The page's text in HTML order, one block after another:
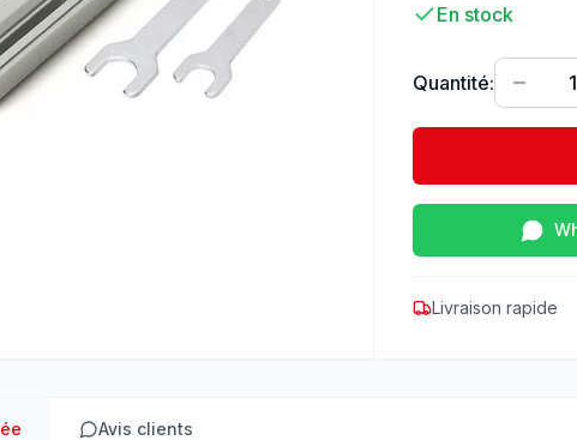
En stock
Quantité: 1
Livraison rapide
Avis clients